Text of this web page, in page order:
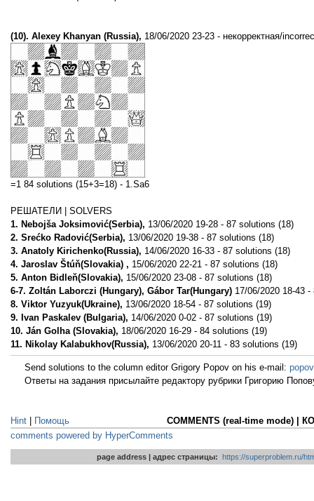
(10). Alexey Khanyan (Russia), 18/06/2020 23-23 - некорректная/
=1 84 solutions (15+3=18) - 1.Sa6
РЕШАТЕЛИ | SOLVERS
1. Nebojša Joksimović(Serbia), 13/06/2020 19-28 - 87 solutions (18)
2. Srećko Radović(Serbia), 13/06/2020 19-38 - 87 solutions (18)
3. Anatoly Kirichenko(Russia), 14/06/2020 16-33 - 87 solutions (18)
4. Jaroslav Štúň(Slovakia) , 15/06/2020 22-21 - 87 solutions (18)
5. Anton Bidleň(Slovakia), 15/06/2020 23-08 - 87 solutions (18)
6-7. Zoltán Laborczi (Hungary), Gábor Tar(Hungary) 17/06/2020 18-43
8. Viktor Yuzyuk(Ukraine), 13/06/2020 18-54 - 87 solutions (19)
9. Ivan Paskalev (Bulgaria), 14/06/2020 0-02 - 87 solutions (19)
10. Ján Golha (Slovakia), 18/06/2020 16-29 - 84 solutions (19)
11. Nikolay Kalabukhov(Russia), 13/06/2020 20-11 - 83 solutions (19)
Send solutions to the column editor Grigory Popov on his e-mail:
Ответы на задания присылайте редактору рубрики Григорию
COMMENTS (real-time mode) |
Hint
Помощь
comments powered by HyperComments
page address | адрес страницы: https://superproblem.ru/